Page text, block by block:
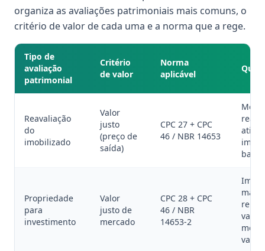
organiza as avaliações patrimoniais mais comuns, o
critério de valor de cada uma e a norma que a rege.
Tipo de
avaliação
patrimonial
Critério
de valor
Norma
aplicável
Reavaliação
do
imobilizado
Valor
justo
(preço de
saída)
CPC 27 + CPC
46 / NBR 14653
ativo
Propriedade
para
investimento
Valor
justo de
mercado
CPC 28 + CPC
46 / NBR
14653-2
valor